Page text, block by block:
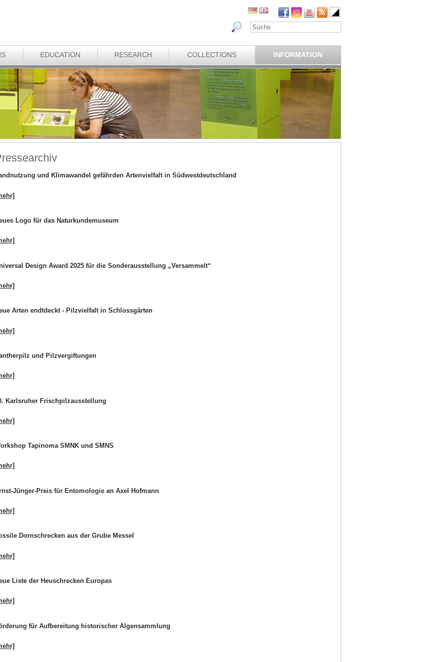
EDUCATION RESEARCH COLLECTIONS INFORMATION
und Klimawandel gefährden Artenvielfalt in Südwestdeutschland
Logo für das Naturkundemuseum
Design Award 2025 für die Sonderausstellung „Versammelt“
Arten endtdeckt - Pilzvielfalt in Schlossgärten
und Pilzvergiftungen
Karlsruher Frischpilzausstellung
Tapinoma SMNK und SMNS
Jünger-Preis für Entomologie an Axel Hofmann
Dornschrecken aus der Grube Messel
Liste der Heuschrecken Europas
für Aufbereitung historischer Algensammlung